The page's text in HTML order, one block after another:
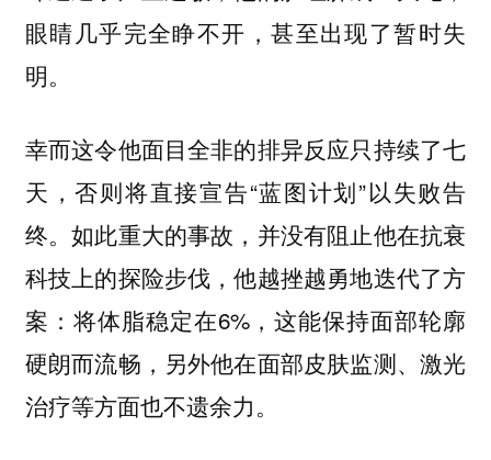
眼睛几乎完全睁不开，甚至出现了暂时失
明。
幸而这令他面目全非的排异反应只持续了七
天，否则将直接宣告“蓝图计划”以失败告
终。如此重大的事故，并没有阻止他在抗衰
科技上的探险步伐，他越挫越勇地迭代了方
案：将体脂稳定在6%，这能保持面部轮廓
硬朗而流畅，另外他在面部皮肤监测、激光
治疗等方面也不遗余力。